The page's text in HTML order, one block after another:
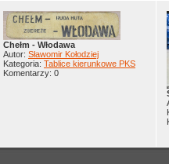
Chełm - Włodawa
Autor: Sławomir Kołodziej
Kategoria: Tablice kierunkowe PKS
Komentarzy: 0